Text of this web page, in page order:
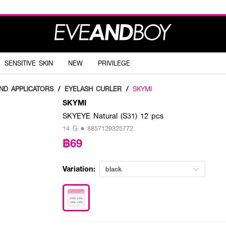
SENSITIVE SKIN NEW PRIVILEGE
APPLICATORS / EYELASH CURLER / SKYMI
SKYMI
SKYEYE Natural (S31) 12 pcs
14 G • 8857129325772
฿69
Variation: black